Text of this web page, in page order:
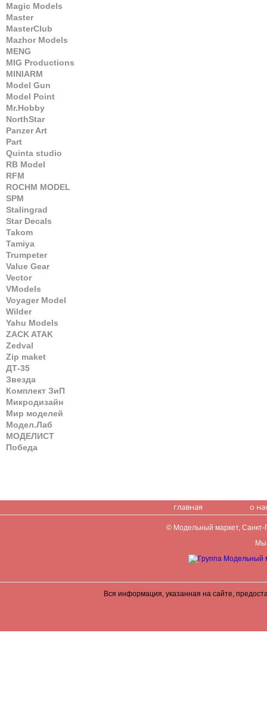
Magic Models
Master
MasterClub
Mazhor Models
MENG
MIG Productions
MINIARM
Model Gun
Model Point
Mr.Hobby
NorthStar
Panzer Art
Part
Quinta studio
RB Model
RFM
ROCHM MODEL
SPM
Stalingrad
Star Decals
Takom
Tamiya
Trumpeter
Value Gear
Vector
VModels
Voyager Model
Wilder
Yahu Models
ZACK ATAK
Zedval
Zip maket
ДТ-35
Звезда
Комплект ЗиП
Микродизайн
Мир моделей
Модел.Лаб
МОДЕЛИСТ
Победа
главная о
© Модельный маркет, Санкт-
Мы
Вся информация, указанная на сайте,